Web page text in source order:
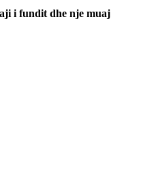
i fundit dhe nje muaj